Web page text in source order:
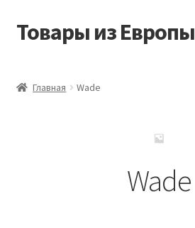
Перейти
Перейти
Товары из Европы
Заказать товары из Европы
Главная Wade
Wade